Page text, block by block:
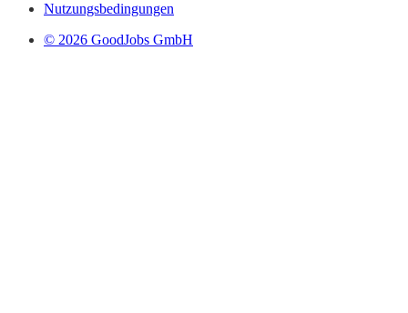
Nutzungsbedingungen
© 2026 GoodJobs GmbH